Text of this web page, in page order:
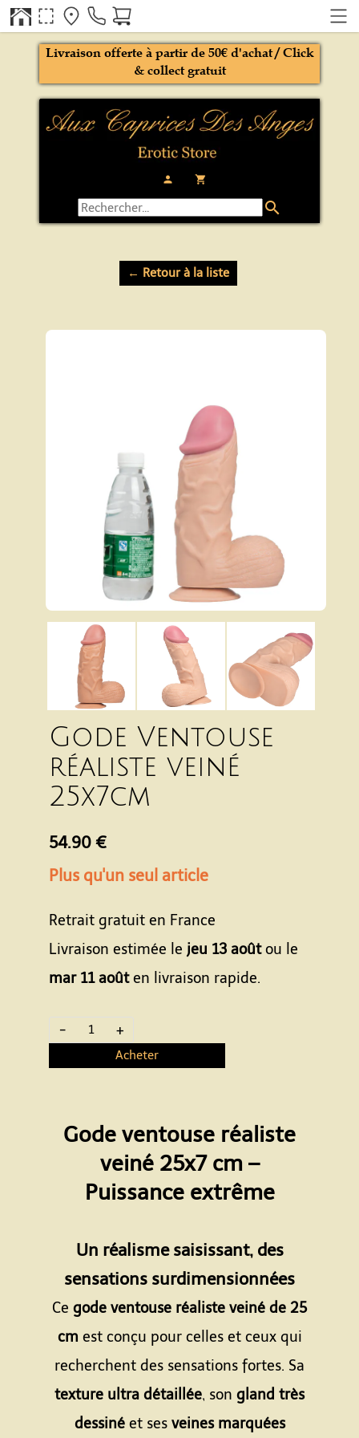
person local_grocery_store
Livraison offerte à partir de 50€ d'achat / Click
& collect gratuit
search
← Retour à la liste
Gode Ventouse
réaliste veiné
25x7cm
54.90 €
Plus qu'un seul article
Retrait gratuit en France
Livraison estimée le jeu 13 aoûtou le
mar 11 aoûten livraison rapide.
- +
Acheter
Gode ventouse réaliste
veiné 25x7 cm –
Puissance extrême
Un réalisme saisissant, des
sensations surdimensionnées
Ce gode ventouse réaliste veiné de 25
cm est conçu pour celles et ceux qui
recherchent des sensations fortes. Sa
texture ultra détaillée, son gland très
dessinéet ses veines marquées